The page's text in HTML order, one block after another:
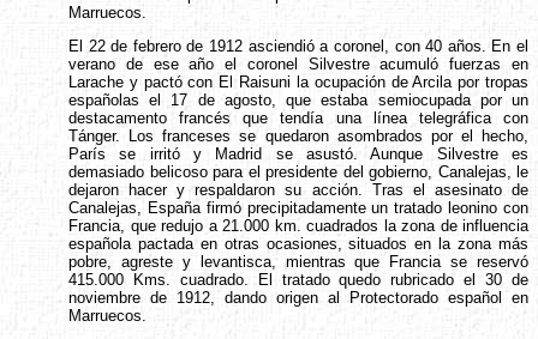
Marruecos.
El 22 de febrero de 1912 asciendió a coronel, con 40 años. En el
verano de ese año el coronel Silvestre acumuló fuerzas en
Larache y pactó con El Raisuni la ocupación de Arcila por tropas
españolas el 17 de agosto, que estaba semiocupada por un
destacamento francés que tendía una línea telegráfica con
Tánger. Los franceses se quedaron asombrados por el hecho,
París se irritó y Madrid se asustó. Aunque Silvestre es
demasiado belicoso para el presidente del gobierno, Canalejas, le
dejaron hacer y respaldaron su acción. Tras el asesinato de
Canalejas, España firmó precipitadamente un tratado leonino con
Francia, que redujo a 21.000 km. cuadrados la zona de influencia
española pactada en otras ocasiones, situados en la zona más
pobre, agreste y levantisca, mientras que Francia se reservó
415.000 Kms. cuadrado. El tratado quedo rubricado el 30 de
noviembre de 1912, dando origen al Protectorado español en
Marruecos.